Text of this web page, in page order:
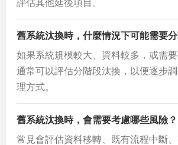
評估其他延後項目。
舊系統汰換時，什麼情況下可能需要
如果系統規模較大、資料較多，或需要
通常可以評估分階段汰換，以便逐步
理方式。
舊系統汰換時，會需要考慮哪些風險？
常見會評估資料移轉、既有流程中斷